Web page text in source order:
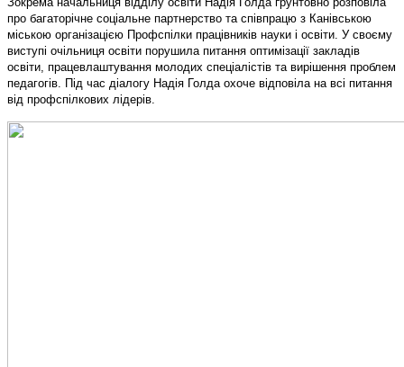
про багаторічне соціальне партнерство та співпрацю з Канівською
міською організацією Профспілки працівників науки і освіти. У своєму
виступі очільниця освіти порушила питання оптимізації закладів
освіти, працевлаштування молодих спеціалістів та вирішення проблем
педагогів. Під час діалогу Надія Голда охоче відповіла на всі питання
від профспілкових лідерів.